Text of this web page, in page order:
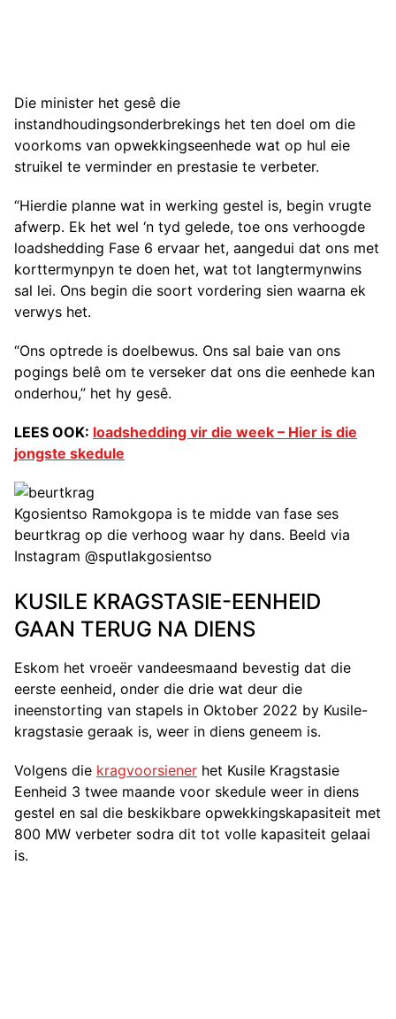
Die minister het gesê die
instandhoudingsonderbrekings het ten doel om die
voorkoms van opwekkingseenhede wat op hul eie
struikel te verminder en prestasie te verbeter.
“Hierdie planne wat in werking gestel is, begin vrugte
afwerp. Ek het wel ‘n tyd gelede, toe ons verhoogde
loadshedding Fase 6 ervaar het, aangedui dat ons met
korttermynpyn te doen het, wat tot langtermynwins
sal lei. Ons begin die soort vordering sien waarna ek
verwys het.
“Ons optrede is doelbewus. Ons sal baie van ons
pogings belê om te verseker dat ons die eenhede kan
onderhou,” het hy gesê.
LEES OOK: loadshedding vir die week – Hier is die
jongste skedule
Kgosientso Ramokgopa is te midde van fase ses
beurtkrag op die verhoog waar hy dans. Beeld via
Instagram @sputlakgosientso
KUSILE KRAGSTASIE-EENHEID
GAAN TERUG NA DIENS
Eskom het vroeër vandeesmaand bevestig dat die
eerste eenheid, onder die drie wat deur die
ineenstorting van stapels in Oktober 2022 by Kusile-
kragstasie geraak is, weer in diens geneem is.
Volgens die kragvoorsiener het Kusile Kragstasie
Eenheid 3 twee maande voor skedule weer in diens
gestel en sal die beskikbare opwekkingskapasiteit met
800 MW verbeter sodra dit tot volle kapasiteit gelaai
is.